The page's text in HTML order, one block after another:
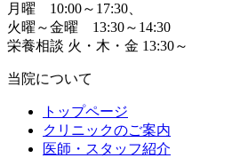
月曜 10:00～17:30、
火曜～金曜 13:30～14:30
栄養相談 火・木・金 13:30～
当院について
トップページ
クリニックのご案内
医師・スタッフ紹介